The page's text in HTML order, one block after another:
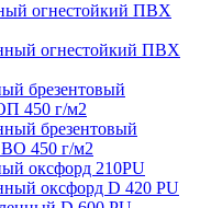
огнестойкий ПВХ
огнестойкий ПВХ
брезентовый
450 г/м2
брезентовый
ВО 450 г/м2
оксфорд 210PU
оксфорд D 420 PU